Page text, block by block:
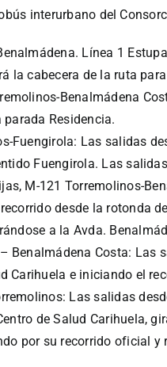
interurbano del
Línea 1
la cabecera de la ruta
Benalmádena
Residencia.
Fuengirola: Las salidas
Fuengirola. Las
M-121 Torremolinos-
desde la rotonda
a la Avda.
Benalmádena Costa: Las
Carihuela e iniciando el
Las salidas
de Salud Carihuela,
por su recorrido oficial